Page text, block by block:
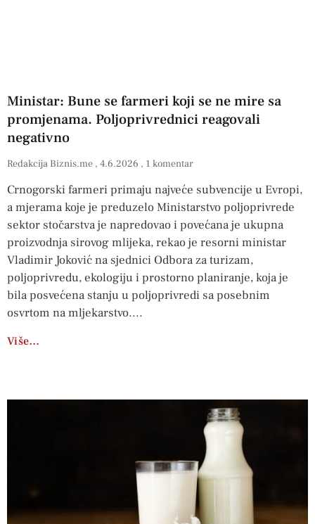
Ministar: Bune se farmeri koji se ne mire sa
promjenama. Poljoprivrednici reagovali
negativno
Redakcija Biznis.me 4.6.2026 1 komentar
Crnogorski farmeri primaju najveće subvencije u Evropi,
a mjerama koje je preduzelo Ministarstvo poljoprivrede
sektor stočarstva je napredovao i povećana je ukupna
proizvodnja sirovog mlijeka, rekao je resorni ministar
Vladimir Joković na sjednici Odbora za turizam,
poljoprivredu, ekologiju i prostorno planiranje, koja je
bila posvećena stanju u poljoprivredi sa posebnim
osvrtom na mljekarstvo.
Više…